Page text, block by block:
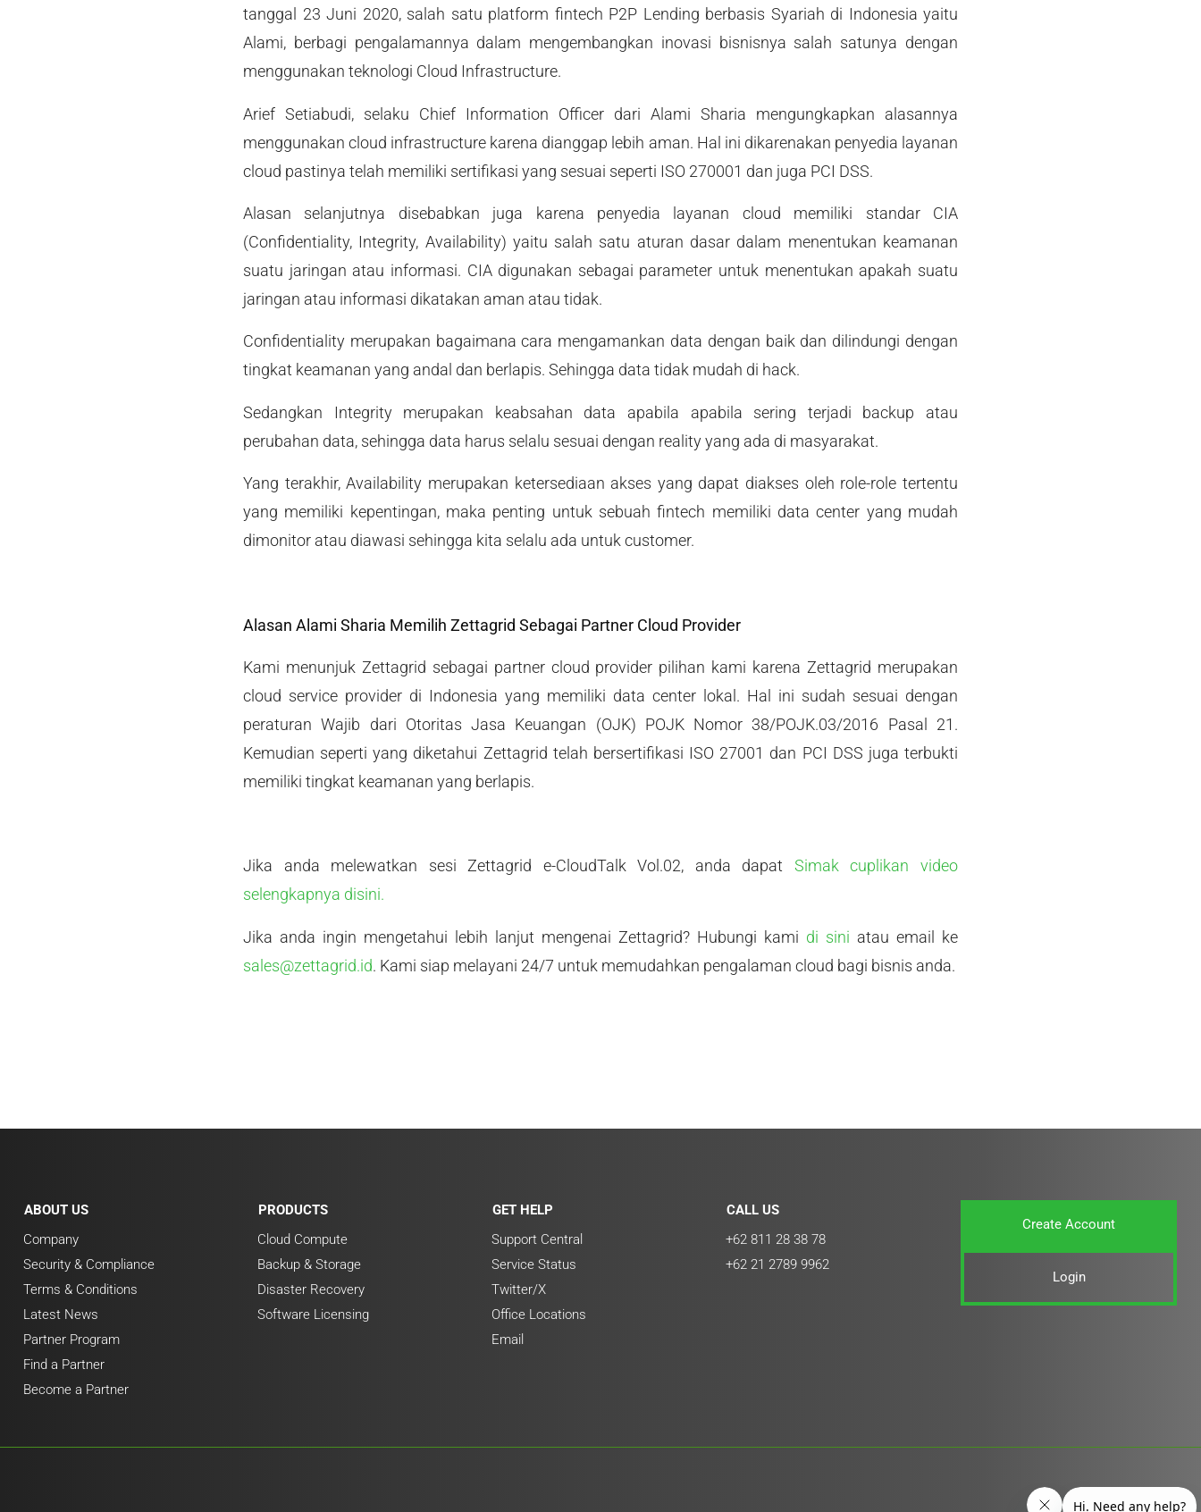
tanggal 23 Juni 2020, salah satu platform fintech P2P Lending berbasis Syariah di Indonesia yaitu
Alami, berbagi pengalamannya dalam mengembangkan inovasi bisnisnya salah satunya dengan
menggunakan teknologi Cloud Infrastructure.
Arief Setiabudi, selaku Chief Information Officer dari Alami Sharia mengungkapkan alasannya
menggunakan cloud infrastructure karena dianggap lebih aman. Hal ini dikarenakan penyedia layanan
cloud pastinya telah memiliki sertifikasi yang sesuai seperti ISO 270001 dan juga PCI DSS.
Alasan selanjutnya disebabkan juga karena penyedia layanan cloud memiliki standar CIA
(Confidentiality, Integrity, Availability) yaitu salah satu aturan dasar dalam menentukan keamanan
suatu jaringan atau informasi. CIA digunakan sebagai parameter untuk menentukan apakah suatu
jaringan atau informasi dikatakan aman atau tidak.
Confidentiality merupakan bagaimana cara mengamankan data dengan baik dan dilindungi dengan
tingkat keamanan yang andal dan berlapis. Sehingga data tidak mudah di hack.
Sedangkan Integrity merupakan keabsahan data apabila apabila sering terjadi backup atau
perubahan data, sehingga data harus selalu sesuai dengan reality yang ada di masyarakat.
Yang terakhir, Availability merupakan ketersediaan akses yang dapat diakses oleh role-role tertentu
yang memiliki kepentingan, maka penting untuk sebuah fintech memiliki data center yang mudah
dimonitor atau diawasi sehingga kita selalu ada untuk customer.
Alasan Alami Sharia Memilih Zettagrid Sebagai Partner Cloud Provider
Kami menunjuk Zettagrid sebagai partner cloud provider pilihan kami karena Zettagrid merupakan
cloud service provider di Indonesia yang memiliki data center lokal. Hal ini sudah sesuai dengan
peraturan Wajib dari Otoritas Jasa Keuangan (OJK) POJK Nomor 38/POJK.03/2016 Pasal 21.
Kemudian seperti yang diketahui Zettagrid telah bersertifikasi ISO 27001 dan PCI DSS juga terbukti
memiliki tingkat keamanan yang berlapis.
Jika anda melewatkan sesi Zettagrid e-CloudTalk Vol.02, anda dapat Simak cuplikan video
selengkapnya disini.
Jika anda ingin mengetahui lebih lanjut mengenai Zettagrid? Hubungi kami di sini atau email ke
sales@zettagrid.id. Kami siap melayani 24/7 untuk memudahkan pengalaman cloud bagi bisnis anda.
ABOUT US
Company
Security & Compliance
Terms & Conditions
Latest News
Partner Program
Find a Partner
Become a Partner
PRODUCTS
Cloud Compute
Backup & Storage
Disaster Recovery
Software Licensing
GET HELP
Support Central
Service Status
Twitter/X
Office Locations
Email
CALL US
+62 811 28 38 78
+62 21 2789 9962
Create Account
Login